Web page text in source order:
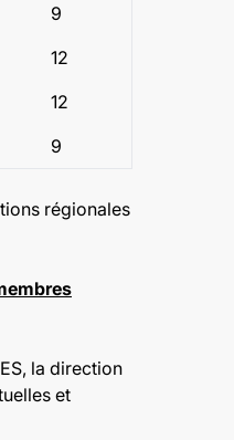
9
12
12
9
régionales
la direction
et